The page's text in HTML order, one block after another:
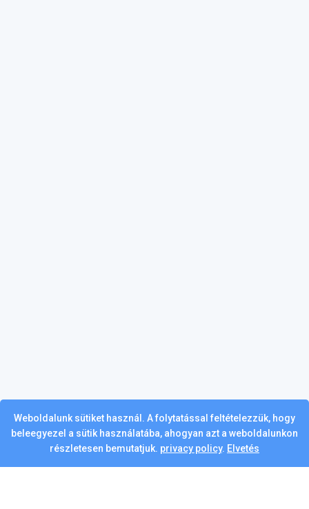
Weboldalunk sütiket használ. A folytatással feltételezzük, hogy
beleegyezel a sütik használatába, ahogyan azt a weboldalunkon
részletesen bemutatjuk. privacy policy. Elvetés